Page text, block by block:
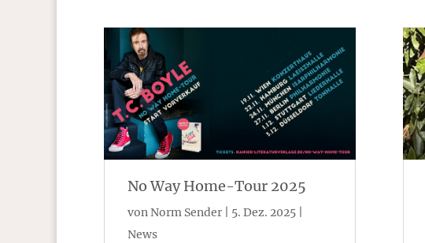
No Way Home-Tour 2025
vonNorm Sender 5. Dez. 2025
News